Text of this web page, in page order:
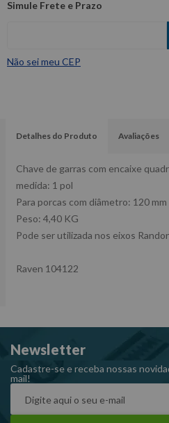
Não sei meu CEP
Detalhes do Produto Avaliações
Chave de garras com encaixe
medida: 1 pol
Para porcas com diâmetro: 120 mm
Peso: 4,40 KG
Pode ser utilizada nos eixos
Raven 104122
Newsletter
Cadastre-se e receba nossas
mail!